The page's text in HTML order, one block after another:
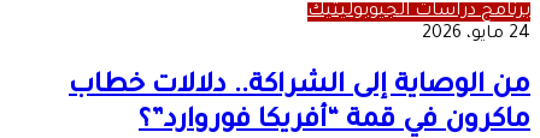
برنامج دراسات الجيوبوليتيك
24 مايو، 2026
من الوصاية إلى الشراكة.. دلالات خطاب
ماكرون في قمة “أفريكا فوروارد”؟